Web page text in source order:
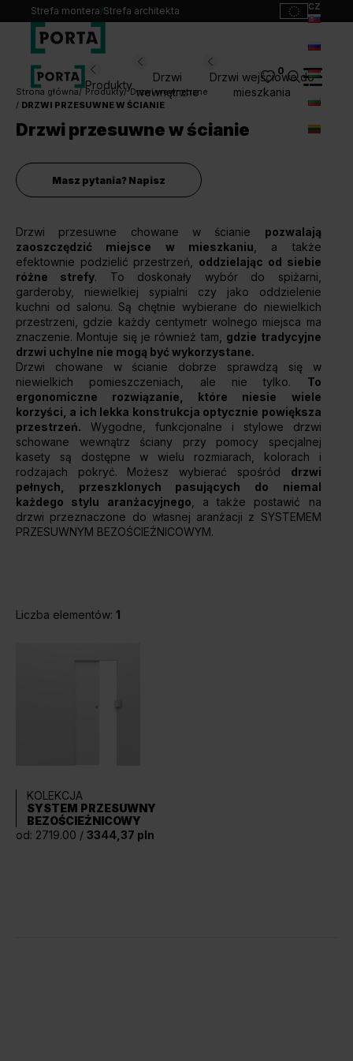
Strefa montera/Strefa architekta cz
hu
Produkty
Drzwi
wewnętrzne
Drzwi wejściowe do
mieszkania
0
Wybierz swoje drzwi
Produkty
Monterzy
Pliki do pobrania
Biuro prasowe
O nas
Blog
Unia Europejska
Extranet
Dla sygnalisty
OBSERWUJ NAS
Strona główna Produkty
Drzwi wewnętrzne
DRZWI PRZESUWNE W ŚCIANIE
Drzwi przesuwne w ścianie
Masz pytania? Napisz
Drzwi przesuwne chowane w ścianie pozwalają
zaoszczędzić miejsce w mieszkaniu , a także
efektownie podzielić przestrzeń, oddzielając od siebie
różne strefy. To doskonały wybór do spiżarni,
garderoby, niewielkiej sypialni czy jako oddzielenie
kuchni od salonu. Są chętnie wybierane do niewielkich
przestrzeni, gdzie każdy centymetr wolnego miejsca ma
znaczenie. Montuje się je również tam, gdzie tradycyjne
drzwi uchylne nie mogą być wykorzystane.
Drzwi chowane w ścianie dobrze sprawdzą się w
niewielkich pomieszczeniach, ale nie tylko. To
ergonomiczne rozwiązanie, które niesie wiele
korzyści, a ich lekka konstrukcja optycznie powiększa
przestrzeń. Wygodne, funkcjonalne i stylowe drzwi
schowane wewnątrz ściany przy pomocy specjalnej
kasety są dostępne w wielu rozmiarach, kolorach i
rodzajach pokryć. Możesz wybierać spośród drzwi
pełnych, przeszklonych pasujących do niemal
każdego stylu aranżacyjnego , a także postawić na
drzwi przeznaczone do własnej aranżacji z SYSTEMEM
PRZESUWNYM BEZOŚCIEŻNICOWYM.
Liczba elementów: 1
KOLEKCJA
SYSTEM PRZESUWNY
BEZOŚCIEŻNICOWY
od: 2719.00 / 3344,37 pln